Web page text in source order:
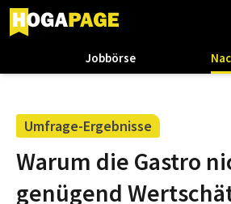
Jobbörse
Umfrage-Ergebnisse
Warum die Gastro
genügend